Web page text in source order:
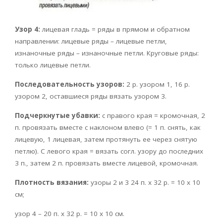
Узор 4: лицевая гладь = ряды в прямом и обратном
направлении: лицевые ряды – лицевые петли,
изнаночные ряды – изнаночные петли. Круговые ряды:
только лицевые петли.
Последовательность узоров: 2 р. узором 1, 16 р.
узором 2, оставшиеся ряды вязать узором 3.
Подчеркнутые убавки: с правого края = кромочная, 2
п. провязать вместе с наклоном влево (= 1 п. снять, как
лицевую, 1 лицевая, затем протянуть ее через снятую
петлю). С левого края = вязать согл. узору до последних
3 п., затем 2 п. провязать вместе лицевой, кромочная.
Плотность вязания: узоры 2 и 3 24 п. х 32 р. = 10 х 10
см;
узор 4 – 20 п. х 32 р. = 10 х 10 см.